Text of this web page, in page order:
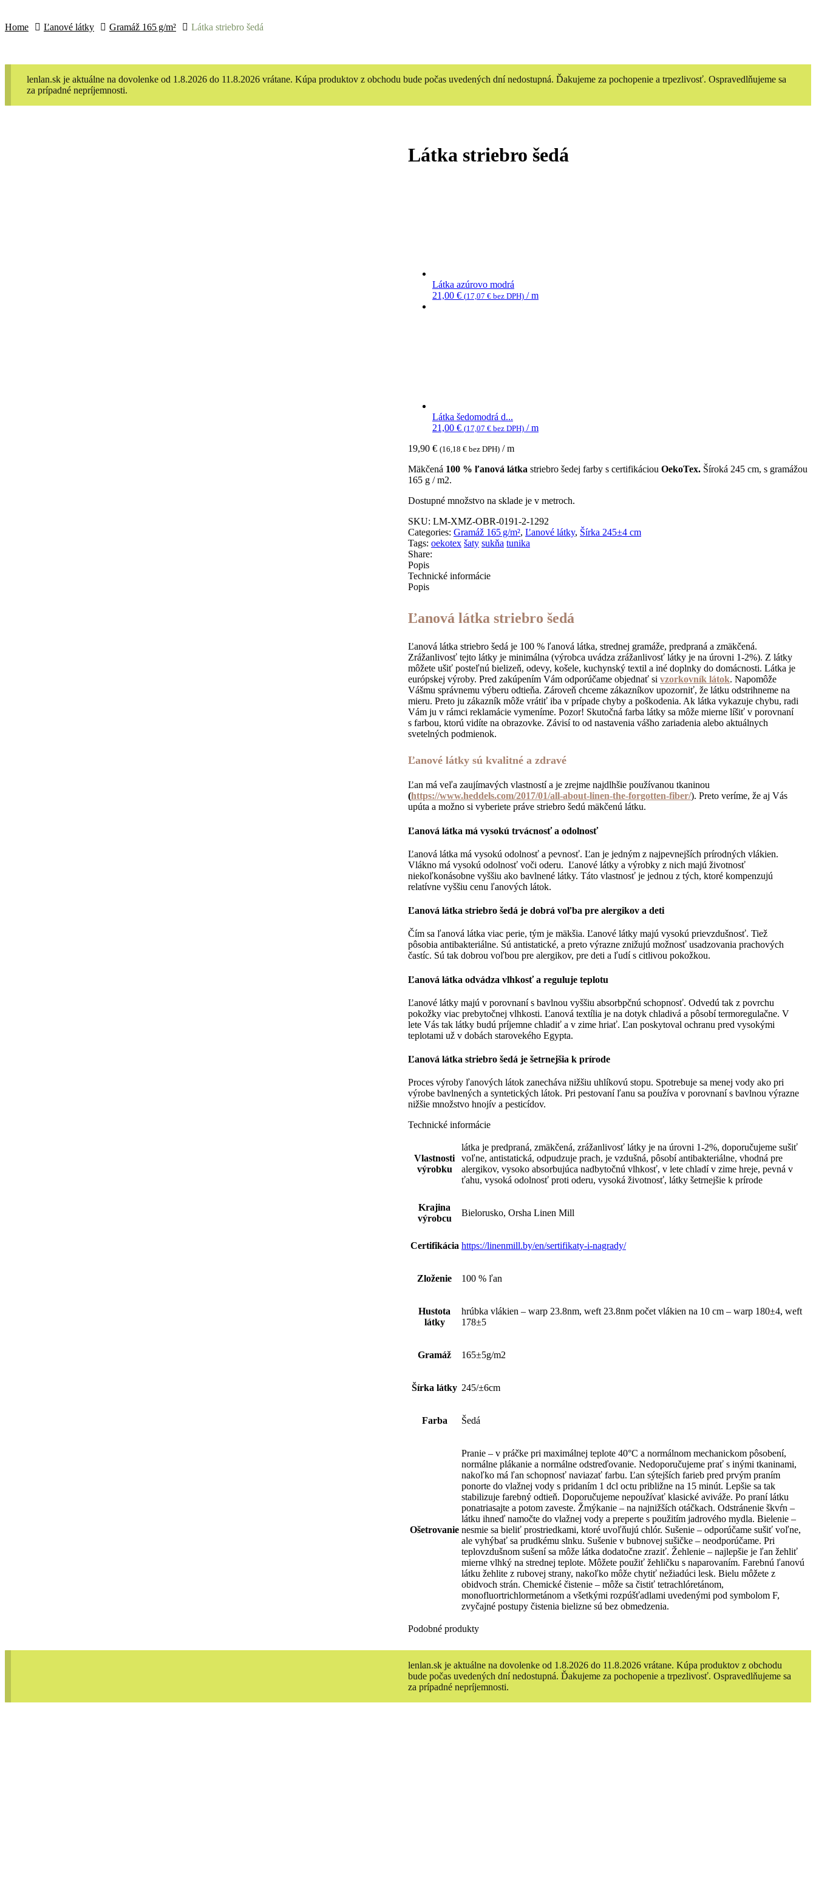
Home Ľanové látky Gramáž 165 g/m² Látka striebro šedá
lenlan.sk je aktuálne na dovolenke od 1.8.2026 do 11.8.2026 vrátane. Kúpa produktov z obchodu bude počas uvedených dní nedostupná. Ďakujeme za pochopenie a trpezlivosť. Ospravedlňujeme sa
za prípadné nepríjemnosti.
Látka striebro šedá
Látka azúrovo modrá
21,00 € (17,07 € bez DPH) / m
Látka šedomodrá d...
21,00 € (17,07 € bez DPH) / m
19,90 € (16,18 € bez DPH) / m
Mäkčená 100 % ľanová látka striebro šedej farby s certifikáciou OekoTex. Šíroká 245 cm, s gramážou
165 g / m2.
Dostupné množstvo na sklade je v metroch.
SKU: LM-XMZ-OBR-0191-2-1292
Categories: Gramáž 165 g/m², Ľanové látky, Šírka 245±4 cm
Tags: oekotex šaty sukňa tunika
Share:
Popis
Technické informácie
Popis
Ľanová látka striebro šedá
Ľanová látka striebro šedá je 100 % ľanová látka, strednej gramáže, predpraná a zmäkčená.
Zrážanlivosť tejto látky je minimálna (výrobca uvádza zrážanlivosť látky je na úrovni 1-2%). Z látky
môžete ušiť posteľnú bielizeň, odevy, košele, kuchynský textil a iné doplnky do domácnosti. Látka je
európskej výroby. Pred zakúpením Vám odporúčame objednať si vzorkovník látok. Napomôže
Vášmu správnemu výberu odtieňa. Zároveň chceme zákazníkov upozorniť, že látku odstrihneme na
mieru. Preto ju zákazník môže vrátiť iba v prípade chyby a poškodenia. Ak látka vykazuje chybu, radi
Vám ju v rámci reklamácie vymeníme. Pozor! Skutočná farba látky sa môže mierne líšiť v porovnaní
s farbou, ktorú vidíte na obrazovke. Závisí to od nastavenia vášho zariadenia alebo aktuálnych
svetelných podmienok.
Ľanové látky sú kvalitné a zdravé
Ľan má veľa zaujímavých vlastností a je zrejme najdlhšie používanou tkaninou
(https://www.heddels.com/2017/01/all-about-linen-the-forgotten-fiber/). Preto veríme, že aj Vás
upúta a možno si vyberiete práve striebro šedú mäkčenú látku.
Ľanová látka má vysokú trvácnosť a odolnosť
Ľanová látka má vysokú odolnosť a pevnosť. Ľan je jedným z najpevnejších prírodných vlákien.
Vlákno má vysokú odolnosť voči oderu. Ľanové látky a výrobky z nich majú životnosť
niekoľkonásobne vyššiu ako bavlnené látky. Táto vlastnosť je jednou z tých, ktoré kompenzujú
relatívne vyššiu cenu ľanových látok.
Ľanová látka striebro šedá je dobrá voľba pre alergikov a deti
Čím sa ľanová látka viac perie, tým je mäkšia. Ľanové látky majú vysokú prievzdušnosť. Tiež
pôsobia antibakteriálne. Sú antistatické, a preto výrazne znižujú možnosť usadzovania prachových
častíc. Sú tak dobrou voľbou pre alergikov, pre deti a ľudí s citlivou pokožkou.
Ľanová látka odvádza vlhkosť a reguluje teplotu
Ľanové látky majú v porovnaní s bavlnou vyššiu absorbpčnú schopnosť. Odvedú tak z povrchu
pokožky viac prebytočnej vlhkosti. Ľanová textília je na dotyk chladivá a pôsobí termoregulačne. V
lete Vás tak látky budú príjemne chladiť a v zime hriať. Ľan poskytoval ochranu pred vysokými
teplotami už v dobách starovekého Egypta.
Ľanová látka striebro šedá je šetrnejšia k prírode
Proces výroby ľanových látok zanecháva nižšiu uhlíkovú stopu. Spotrebuje sa menej vody ako pri
výrobe bavlnených a syntetických látok. Pri pestovaní ľanu sa používa v porovnaní s bavlnou výrazne
nižšie množstvo hnojív a pesticídov.
Technické informácie
Vlastnosti
výrobku
látka je predpraná, zmäkčená, zrážanlivosť látky je na úrovni 1-2%, doporučujeme sušiť
voľne, antistatická, odpudzuje prach, je vzdušná, pôsobí antibakteriálne, vhodná pre
alergikov, vysoko absorbujúca nadbytočnú vlhkosť, v lete chladí v zime hreje, pevná v
ťahu, vysoká odolnosť proti oderu, vysoká životnosť, látky šetrnejšie k prírode
Krajina
výrobcu
Bielorusko, Orsha Linen Mill
Certifikácia https://linenmill.by/en/sertifikaty-i-nagrady/
Zloženie 100 % ľan
Hustota
látky
hrúbka vlákien – warp 23.8nm, weft 23.8nm počet vlákien na 10 cm – warp 180±4, weft
178±5
Gramáž 165±5g/m2
Šírka látky 245/±6cm
Farba Šedá
Ošetrovanie
Pranie – v práčke pri maximálnej teplote 40°C a normálnom mechanickom pôsobení,
normálne plákanie a normálne odstreďovanie. Nedoporučujeme prať s inými tkaninami,
nakoľko má ľan schopnosť naviazať farbu. Ľan sýtejších farieb pred prvým praním
ponorte do vlažnej vody s pridaním 1 dcl octu približne na 15 minút. Lepšie sa tak
stabilizuje farebný odtieň. Doporučujeme nepoužívať klasické aviváže. Po praní látku
ponatriasajte a potom zaveste. Žmýkanie – na najnižších otáčkach. Odstránenie škvŕn –
látku ihneď namočte do vlažnej vody a preperte s použitím jadrového mydla. Bielenie –
nesmie sa bieliť prostriedkami, ktoré uvoľňujú chlór. Sušenie – odporúčame sušiť voľne,
ale vyhýbať sa prudkému slnku. Sušenie v bubnovej sušičke – neodporúčame. Pri
teplovzdušnom sušení sa môže látka dodatočne zraziť. Žehlenie – najlepšie je ľan žehliť
mierne vlhký na strednej teplote. Môžete použiť žehličku s naparovaním. Farebnú ľanovú
látku žehlite z rubovej strany, nakoľko môže chytiť nežiadúci lesk. Bielu môžete z
obidvoch strán. Chemické čistenie – môže sa čistiť tetrachlóretánom,
monofluortrichlormetánom a všetkými rozpúšťadlami uvedenými pod symbolom F,
zvyčajné postupy čistenia bielizne sú bez obmedzenia.
Podobné produkty
lenlan.sk je aktuálne na dovolenke od 1.8.2026 do 11.8.2026 vrátane. Kúpa produktov z obchodu
bude počas uvedených dní nedostupná. Ďakujeme za pochopenie a trpezlivosť. Ospravedlňujeme sa
za prípadné nepríjemnosti.